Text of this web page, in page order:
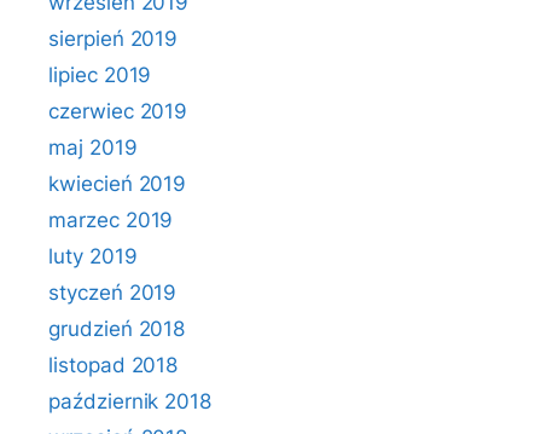
sierpień 2019
lipiec 2019
czerwiec 2019
maj 2019
kwiecień 2019
marzec 2019
luty 2019
styczeń 2019
grudzień 2018
listopad 2018
październik 2018